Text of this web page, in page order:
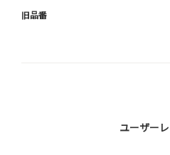
旧品番
ユーザー